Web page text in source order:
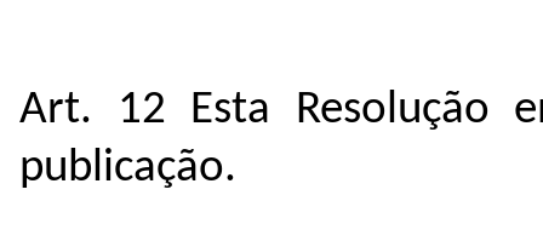
Art. 12 Esta Resolução
publicação.